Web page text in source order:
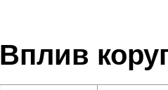
Вплив